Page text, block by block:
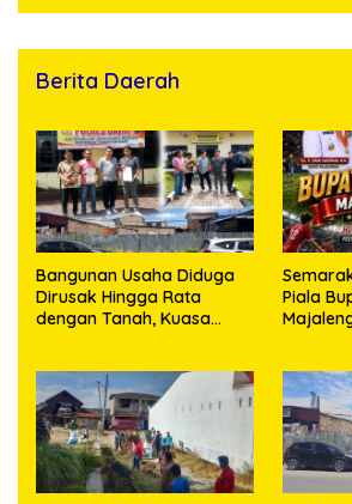
Berita Daerah
Bangunan Usaha Diduga
Dirusak Hingga Rata
dengan Tanah, Kuasa
Tempuh Jalur Hukum
Piala